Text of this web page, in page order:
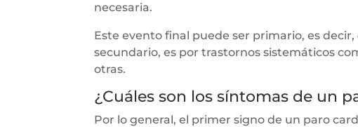
necesaria.
Este evento final puede ser primario, es
secundario, es por trastornos sistemáticos
otras.
¿Cuáles son los síntomas de un
Por lo general, el primer signo de un paro